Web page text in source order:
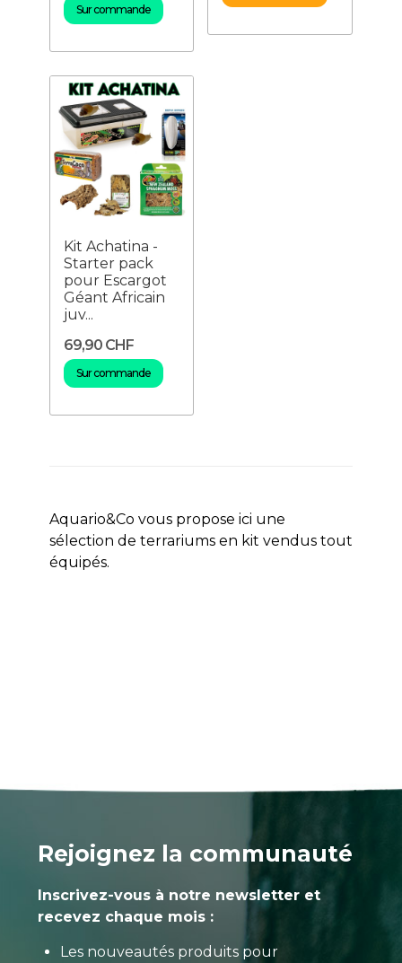
Sur commande
Kit Achatina -
Starter pack
pour Escargot
Géant Africain
juv...
69,90 CHF
Sur commande
Aquario&Co vous propose ici une
sélection de terrariums en kit vendus tout
équipés.
Rejoignez la communauté
Inscrivez-vous à notre newsletter et
recevez chaque mois :
Les nouveautés produits pour